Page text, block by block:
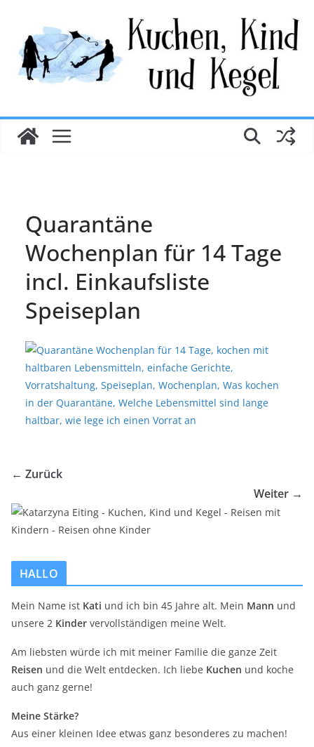
springen
Quarantäne
Wochenplan für 14 Tage
incl. Einkaufsliste
Speiseplan
← Zurück
Weiter →
HALLO
Mein Name ist Kati und ich bin 45 Jahre alt. Mein Mann und
unsere 2 Kinder vervollständigen meine Welt.
Am liebsten würde ich mit meiner Familie die ganze Zeit
Reisen und die Welt entdecken. Ich liebe Kuchen und koche
auch ganz gerne!
Meine Stärke?
Aus einer kleinen Idee etwas ganz besonderes zu machen!